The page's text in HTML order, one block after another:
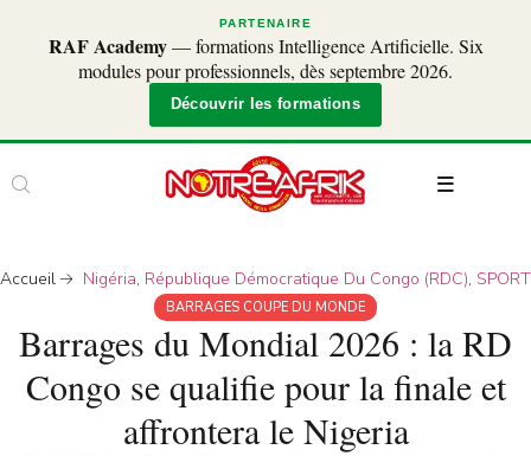
PARTENAIRE
RAF Academy— formations Intelligence Artificielle. Six
modules pour professionnels, dès septembre 2026.
Découvrir les formations
Accueil Nigéria, République Démocratique Du Congo (RDC), SPORT
BARRAGES COUPE DU MONDE
Barrages du Mondial 2026 : la RD
Congo se qualifie pour la finale et
affrontera le Nigeria